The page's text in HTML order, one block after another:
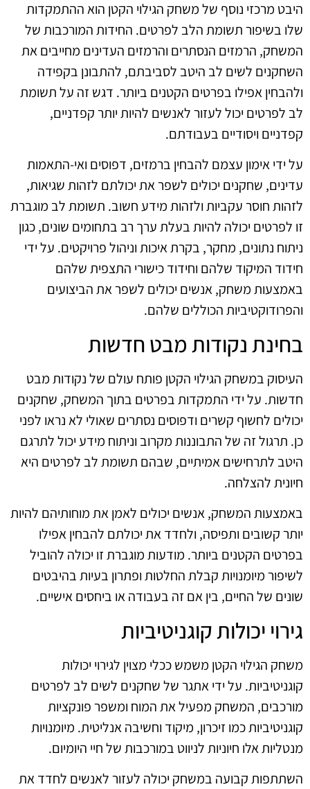
היבט מרכזי נוסף של משחק הגילוי הקטן הוא ההתמקדות
שלו בשיפור תשומת הלב לפרטים. החידות המורכבות של
המשחק, הרמזים הנסתרים והרמזים העדינים מחייבים את
השחקנים לשים לב היטב לסביבתם, להתבונן בקפידה
ולהבחין אפילו בפרטים הקטנים ביותר. דגש זה על תשומת
לב לפרטים יכול לעזור לאנשים להיות יותר קפדניים,
קפדניים ויסודיים בעבודתם.
על ידי אימון עצמם להבחין ברמזים, דפוסים ואי-התאמות
עדינים, שחקנים יכולים לשפר את יכולתם לזהות שגיאות,
לזהות חוסר עקביות ולזהות מידע חשוב. תשומת לב מוגברת
זו לפרטים יכולה להיות בעלת ערך רב בתחומים שונים, כגון
ניתוח נתונים, מחקר, בקרת איכות וניהול פרויקטים. על ידי
חידוד המיקוד שלהם וחידוד כישורי התצפית שלהם
באמצעות משחק, אנשים יכולים לשפר את הביצועים
והפרודוקטיביות הכוללים שלהם.
בחינת נקודות מבט חדשות
העיסוק במשחק הגילוי הקטן פותח עולם של נקודות מבט
חדשות. על ידי התמקדות בפרטים בתוך המשחק, שחקנים
יכולים לחשוף קשרים ודפוסים נסתרים שאולי לא נראו לפני
כן. תרגול זה של התבוננות מקרוב וניתוח מידע יכול לתרגם
היטב לתרחישים אמיתיים, שבהם תשומת לב לפרטים היא
חיונית להצלחה.
באמצעות המשחק, אנשים יכולים לאמן את מוחותיהם להיות
יותר קשובים ותפיסה, ולחדד את יכולתם להבחין אפילו
בפרטים הקטנים ביותר. מודעות מוגברת זו יכולה להוביל
לשיפור מיומנויות קבלת החלטות ופתרון בעיות בהיבטים
שונים של החיים, בין אם זה בעבודה או ביחסים אישיים.
גירוי יכולות קוגניטיביות
משחק הגילוי הקטן משמש ככלי מצוין לגירוי יכולות
קוגניטיביות. על ידי אתגר של שחקנים לשים לב לפרטים
מורכבים, המשחק מפעיל את המוח ומשפר פונקציות
קוגניטיביות כמו זיכרון, מיקוד וחשיבה אנליטית. מיומנויות
מנטליות אלו חיוניות לניווט במורכבות של חיי היומיום.
השתתפות קבועה במשחק יכולה לעזור לאנשים לחדד את